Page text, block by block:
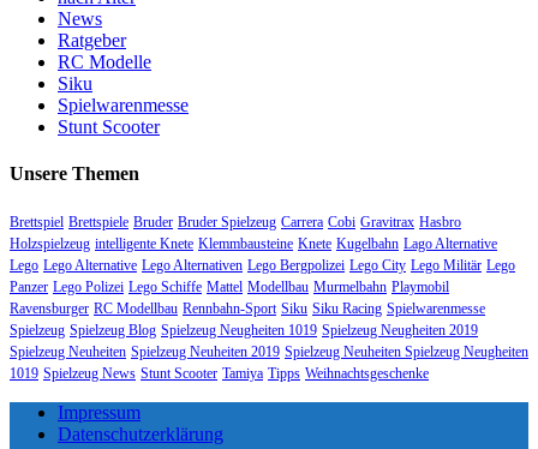
News
Ratgeber
RC Modelle
Siku
Spielwarenmesse
Stunt Scooter
Unsere Themen
Brettspiel Brettspiele Bruder Bruder Spielzeug Carrera Cobi Gravitrax Hasbro
Holzspielzeug intelligente Knete Klemmbausteine Knete Kugelbahn Lago Alternative
Lego Lego Alternative Lego Alternativen Lego Bergpolizei Lego City Lego Militär Lego
Panzer Lego Polizei Lego Schiffe Mattel Modellbau Murmelbahn Playmobil
Ravensburger RC Modellbau Rennbahn-Sport Siku Siku Racing Spielwarenmesse
Spielzeug Spielzeug Blog Spielzeug Neugheiten 1019 Spielzeug Neugheiten 2019
Spielzeug Neuheiten Spielzeug Neuheiten 2019 Spielzeug Neuheiten Spielzeug Neugheiten
1019 Spielzeug News Stunt Scooter Tamiya Tipps Weihnachtsgeschenke
Impressum
Datenschutzerklärung